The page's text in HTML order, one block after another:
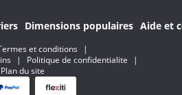
Dimensions populaires Aide et
et conditions
|
| Politique de confidentialite
|
Plan du site